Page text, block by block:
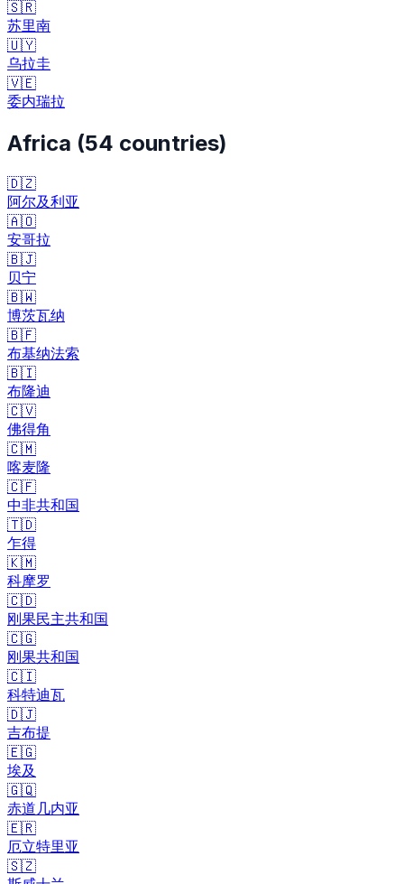
🇸🇷
苏里南
🇺🇾
乌拉圭
🇻🇪
委内瑞拉
Africa (54 countries)
🇩🇿
阿尔及利亚
🇦🇴
安哥拉
🇧🇯
贝宁
🇧🇼
博茨瓦纳
🇧🇫
布基纳法索
🇧🇮
布隆迪
🇨🇻
佛得角
🇨🇲
喀麦隆
🇨🇫
中非共和国
🇹🇩
乍得
🇰🇲
科摩罗
🇨🇩
刚果民主共和国
🇨🇬
刚果共和国
🇨🇮
科特迪瓦
🇩🇯
吉布提
🇪🇬
埃及
🇬🇶
赤道几内亚
🇪🇷
厄立特里亚
🇸🇿